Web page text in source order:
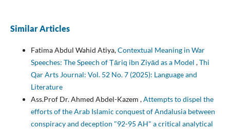
Similar Articles
Fatima Abdul Wahid Atiya,Contextual Meaning in War
Speeches: The Speech of Ṭāriq ibn Ziyād as a Model ,Thi
Qar Arts Journal: Vol. 52 No. 7 (2025): Language and
Literature
Ass.Prof Dr. Ahmed Abdel-Kazem ,Attempts to dispel the
efforts of the Arab Islamic conquest of Andalusia between
conspiracy and deception "92-95 AH" a critical analytical